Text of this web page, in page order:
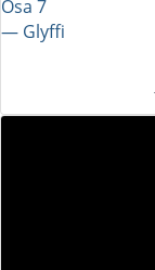
Osa 7
― Glyffi